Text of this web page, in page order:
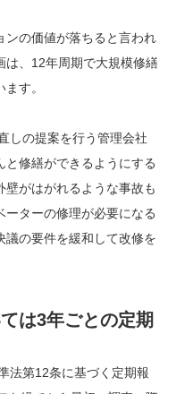
ンの価値が落ちると言われ
は、12年周期で大規模修繕
す。
しの提案を行う管理会社
と修繕ができるようにする
壁がはがれるような事故も
ターの修理が必要になる
議の要件を緩和して改修を
は3年ごとの定期
法第12条に基づく定期報